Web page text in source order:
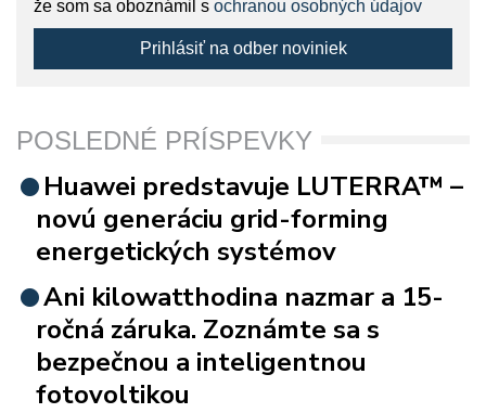
že som sa oboznámil s ochranou osobných údajov
Prihlásiť na odber noviniek
POSLEDNÉ PRÍSPEVKY
Huawei predstavuje LUTERRA™ –
novú generáciu grid-forming
energetických systémov
Ani kilowatthodina nazmar a 15-
ročná záruka. Zoznámte sa s
bezpečnou a inteligentnou
fotovoltikou